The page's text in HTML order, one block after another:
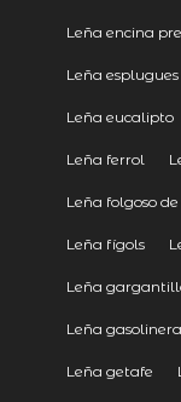
Leña encina
Leña
Leña eucalipto
Leña ferrol
Leña folgoso
Leña fígols
Leña
Leña
Leña getafe